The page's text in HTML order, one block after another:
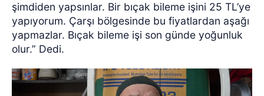
şimdiden yapsınlar. Bir bıçak bileme işini 25 TL’ye
yapıyorum. Çarşı bölgesinde bu fiyatlardan aşağı
yapmazlar. Bıçak bileme işi son günde yoğunluk
olur.” Dedi.